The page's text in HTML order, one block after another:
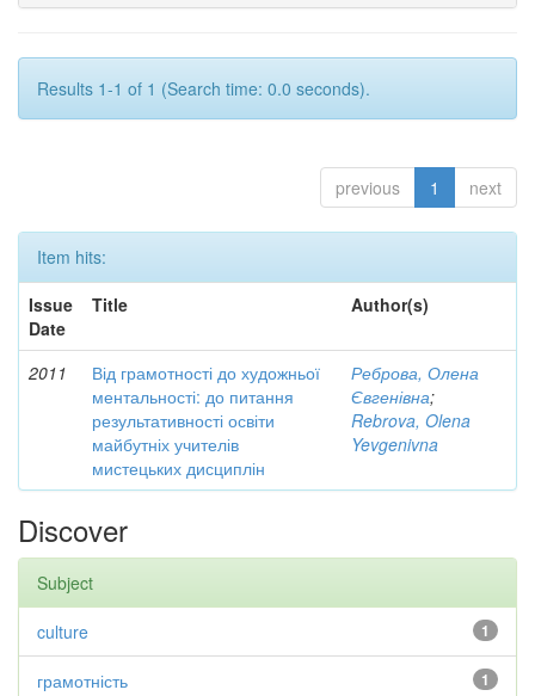
Results 1-1 of 1 (Search time: 0.0 seconds).
previous 1 next
Item hits:
Issue
Date
Title Author(s)
2011
Від грамотності до художньої
ментальності: до питання
результативності освіти
майбутніх учителів
мистецьких дисциплін
Реброва, Олена
Євгенівна;
Rebrova, Olena
Yevgenivna
Discover
Subject
1
culture
1
грамотність